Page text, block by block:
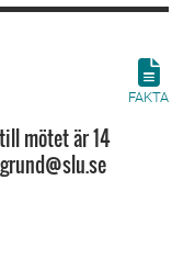
FAKTA
mötet är 14